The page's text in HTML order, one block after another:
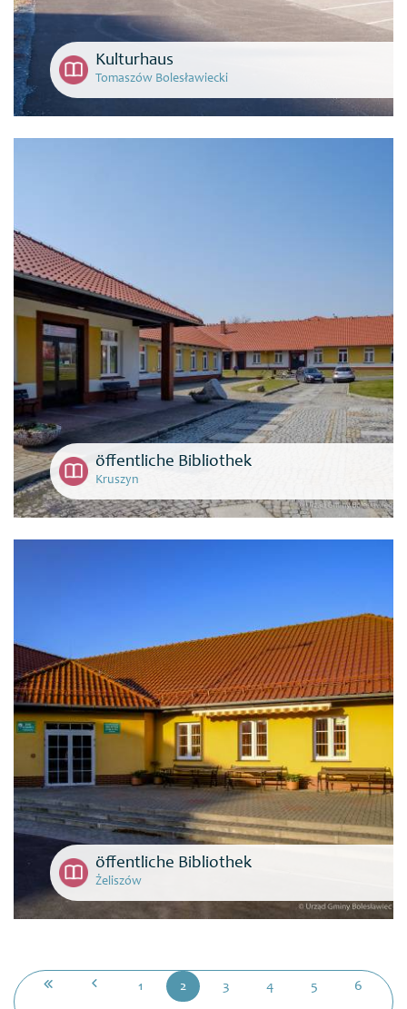
Kulturhaus
Tomaszów Bolesławiecki
öffentliche Bibliothek
Kruszyn
öffentliche Bibliothek
Żeliszów
1 2 3 4 5 6